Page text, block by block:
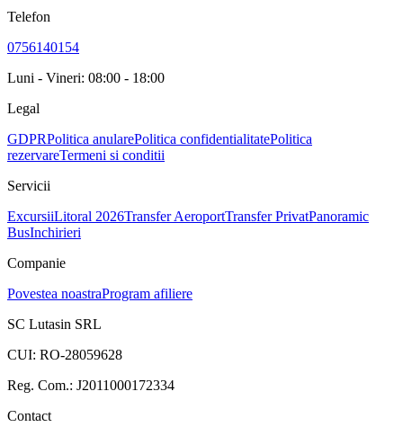
Telefon
0756140154
Luni - Vineri: 08:00 - 18:00
Legal
GDPRPolitica anularePolitica confidentialitatePolitica
rezervareTermeni si conditii
Servicii
ExcursiiLitoral 2026Transfer AeroportTransfer PrivatPanoramic
BusInchirieri
Companie
Povestea noastraProgram afiliere
SC Lutasin SRL
CUI: RO-28059628
Reg. Com.: J2011000172334
Contact